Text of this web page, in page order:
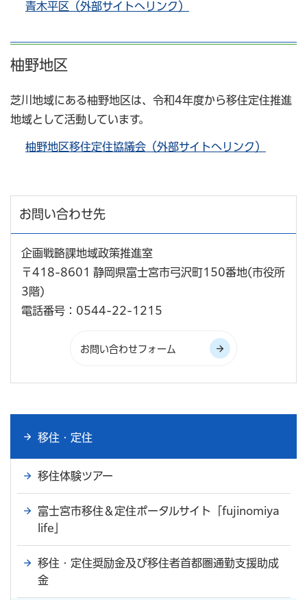
青木平区（外部サイトへリンク）
柚野地区
芝川地域にある柚野地区は、令和4年度から移住定住推進
地域として活動しています。
柚野地区移住定住協議会（外部サイトへリンク）
お問い合わせ先
企画戦略課地域政策推進室
〒418-8601 静岡県富士宮市弓沢町150番地(市役所
3階)
電話番号：0544-22-1215
移住・定住
移住体験ツアー
富士宮市移住＆定住ポータルサイト「fujinomiya
life」
移住・定住奨励金及び移住者首都圏通勤支援助成
金